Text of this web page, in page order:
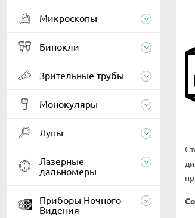
Микроскопы
Бинокли
Зрительные трубы
Монокуляры
Лупы
Лазерные
дальномеры
Приборы Ночного
Видения